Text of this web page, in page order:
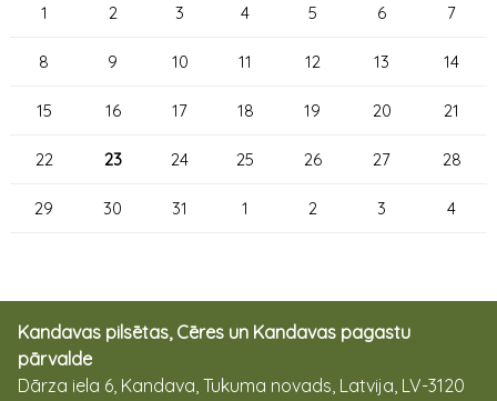
1 2 3 4 5 6 7
8 9 10 11 12 13 14
15 16 17 18 19 20 21
22 23 24 25 26 27 28
29 30 31 1 2 3 4
Kandavas pilsētas, Cēres un Kandavas pagastu
pārvalde
Dārza iela 6, Kandava, Tukuma novads, Latvija, LV-3120